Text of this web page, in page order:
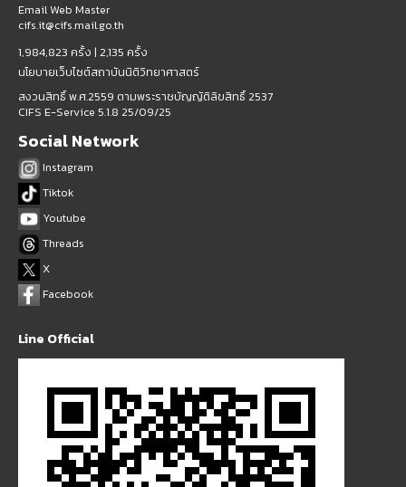
Email Web Master
cifs.it@cifs.mail.go.th
1,984,823 ครั้ง | 2,135 ครั้ง
นโยบายเว็บไซต์สถาบันนิติวิทยาศาสตร์
สงวนสิทธิ์ พ.ศ.2559 ตามพระราชบัญญัติลิขสิทธิ์ 2537
CIFS E-Service 5.1.8 25/09/25
Social Network
Instagram
Tiktok
Youtube
Threads
X
Facebook
Line Official